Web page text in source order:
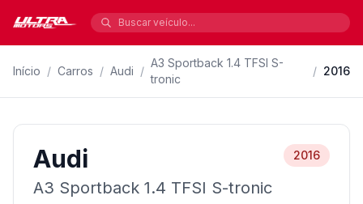
Início / Carros / Audi /
A3 Sportback 1.4 TFSI S-
tronic
/ 2016
Audi
A3 Sportback 1.4 TFSI S-tronic
2016